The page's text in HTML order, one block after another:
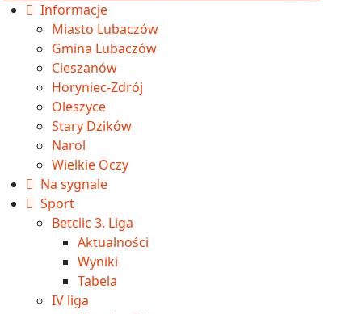
Informacje
Miasto Lubaczów
Gmina Lubaczów
Cieszanów
Horyniec-Zdrój
Oleszyce
Stary Dzików
Narol
Wielkie Oczy
Na sygnale
Sport
Betclic 3. Liga
Aktualności
Wyniki
Tabela
IV liga